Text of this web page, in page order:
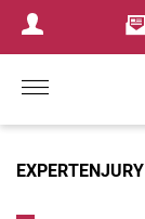
Login Menu
EXPERTENJURY